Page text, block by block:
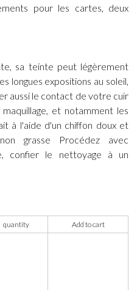
pour les cartes, deux
sa teinte peut légèrement
longues expositions au soleil,
aussi le contact de votre cuir
et notamment les
à l'aide d'un chiffon doux et
grasse Procédez avec
confier le nettoyage à un
quantity Add to cart